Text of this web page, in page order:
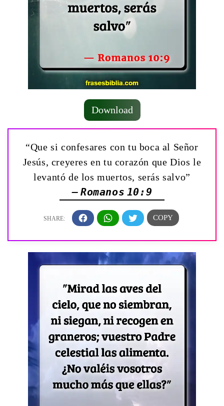
Download
“Que si confesares con tu boca al Señor
Jesús, creyeres en tu corazón que Dios le
levantó de los muertos, serás salvo”
— Romanos 10:9